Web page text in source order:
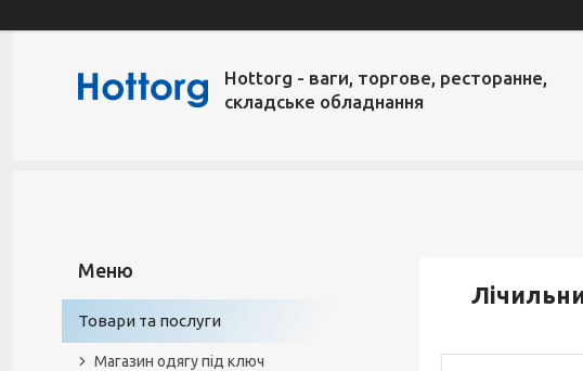
Hottorg - ваги, торгове, ресторанне,
складське обладнання
Товари та послуги
Магазин одягу під ключ